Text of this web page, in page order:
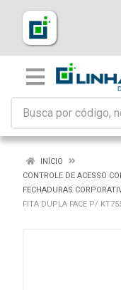
INÍCIO
CONTROLE DE ACESSO
FECHADURAS
FITA DUPLA FACE P/